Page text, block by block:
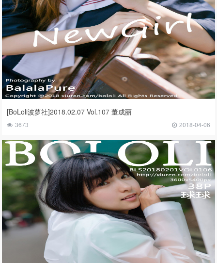
[BoLoli波萝社]2018.02.07 Vol.107 董成丽
3673 2018-04-06